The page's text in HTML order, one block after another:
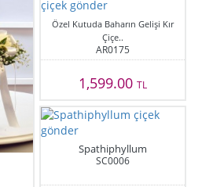
Özel Kutuda Baharın Gelişi Kır
Çiçe..
AR0175
1,599.00 TL
Spathiphyllum
SC0006